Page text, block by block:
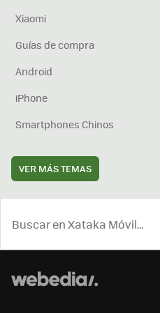
Xiaomi
Guías de compra
Android
iPhone
Smartphones Chinos
VER MÁS TEMAS